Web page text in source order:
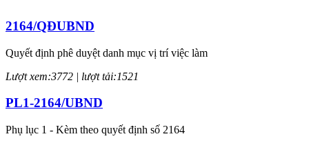
2164/QĐUBND
Quyết định phê duyệt danh mục vị trí việc làm
Lượt xem:3772 | lượt tải:1521
PL1-2164/UBND
Phụ lục 1 - Kèm theo quyết định số 2164